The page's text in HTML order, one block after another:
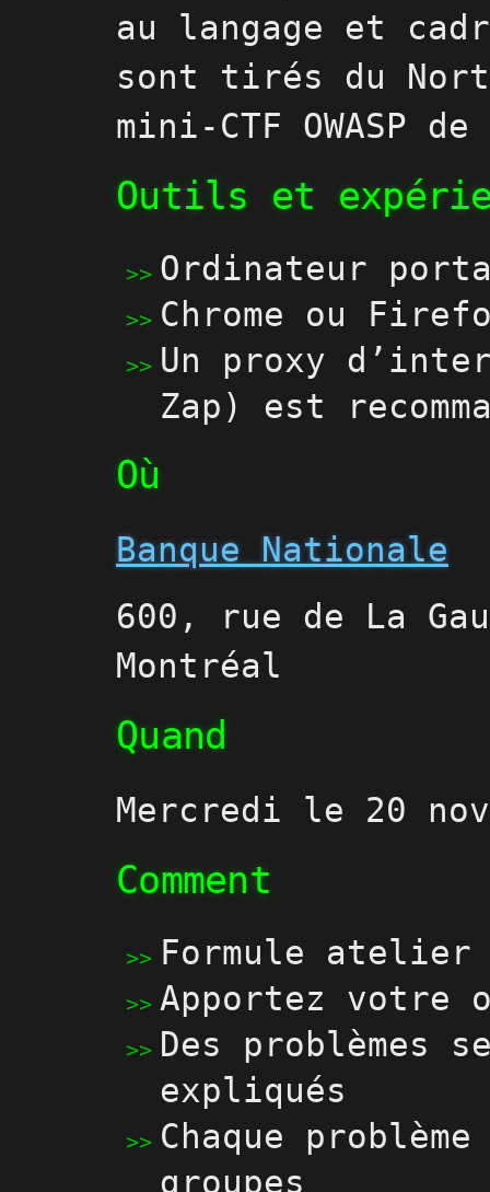
au langage et
sont tirés du
mini-CTF OWASP
Outils et
Ordinateur
Chrome ou
Un proxy
Zap) est
Où
Banque Nationale
600, rue de La
Montréal
Quand
Mercredi le 20
Comment
Formule atelier
Apportez votre
Des problèmes
expliqués
Chaque
groupes